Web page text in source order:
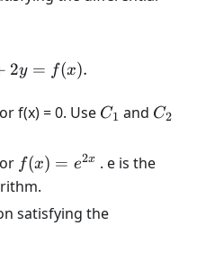
\frac{\mathrm{d}^2
2y = f(x).
f(x) = 0. Use C_1
C1 and C_2
C2
f(x) =
e^{2x}
f(x) = e2x . e is the
satisfying the